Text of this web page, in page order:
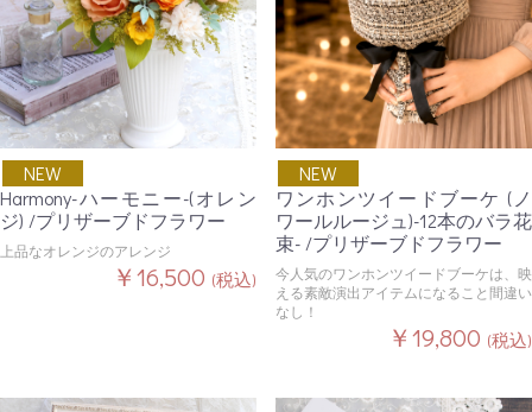
NEW
Harmony-ハーモニー-(オレン
ジ) /プリザーブドフラワー
上品なオレンジのアレンジ
￥16,500 (税込)
NEW
ワンホンツイードブーケ (ノ
ワールルージュ)-12本のバラ花
束- /プリザーブドフラワー
今人気のワンホンツイードブーケは、映
える素敵演出アイテムになること間違い
なし！
￥19,800 (税込)